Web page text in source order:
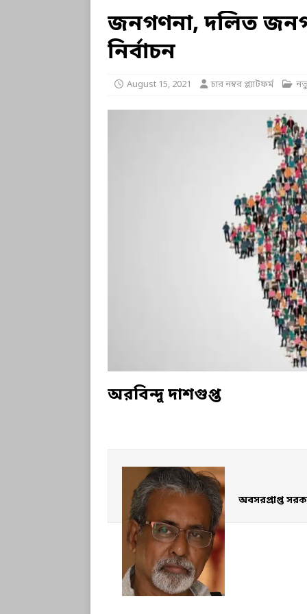
জনগণনা, দলিত জনগণ
নির্বাচন
August 15, 2021 চার নম্বর প্ল্যাটফর্ম
অরবিন্দু দাশগুপ্ত
অবসরপ্রাপ্ত